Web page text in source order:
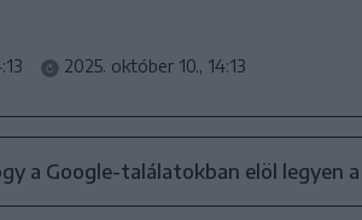
2025. október 10., 14:13
a Google-találatokban elöl legyen a